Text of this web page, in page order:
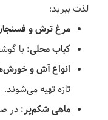
لذت ببرید:
مرغ ترش و فسنجان
کباب محلی: با
انواع آش و
تازه تهیه می‌شوند.
ماهی شکم‌پر:در